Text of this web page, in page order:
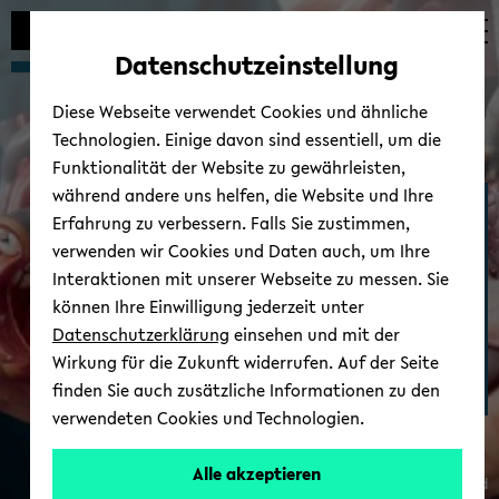
Automatische
vermeiden
zum
wechseln
zum
wechseln
zum
wechseln
Medizinische Fakul­tät
OWL
© Uni­ver­si­tät Bie­le­feld
Datenschutzeinstellung
Diese Webseite verwendet Cookies und ähnliche
Technologien. Einige davon sind essentiell, um die
Funktionalität der Website zu gewährleisten,
während andere uns helfen, die Website und Ihre
Erfahrung zu verbessern. Falls Sie zustimmen,
verwenden wir Cookies und Daten auch, um Ihre
Interaktionen mit unserer Webseite zu messen. Sie
können Ihre Einwilligung jederzeit unter
Datenschutzerklärung einsehen und mit der
Wirkung für die Zukunft widerrufen. Auf der Seite
finden Sie auch zusätzliche Informationen zu den
verwendeten Cookies und Technologien.
Alle akzeptieren